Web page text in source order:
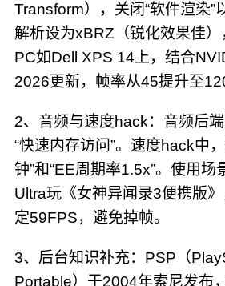
Transform），关闭“软件渲染”
解析设为xBRZ（锐化效果佳）
PC如Dell XPS 14上，结合
2026更新，帧率从45提升至
2、音频与速度hack：音频后
“快速内存访问”。速度hack中
钟”和“EE周期率1.5x”。使用
Ultra玩《女神异闻录3便携版
定59FPS，避免掉帧。
3、后台知识补充：PSP（
Portable）于2004年索尼发布